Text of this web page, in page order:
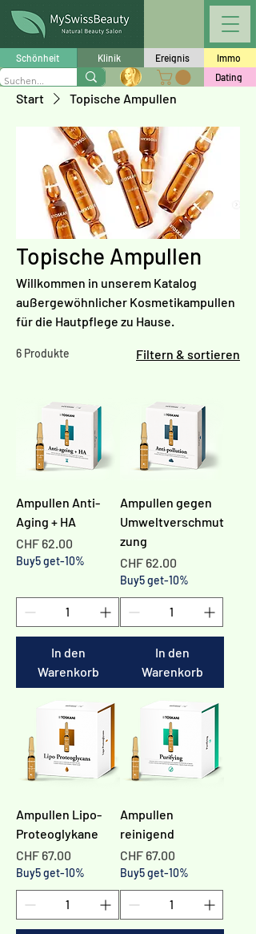
Schönheit Klinik Ereignis
Immo
Dating
Start Topische Ampullen
Topische Ampullen
Willkommen in unserem Katalog
außergewöhnlicher Kosmetikampullen
für die Hautpflege zu Hause.
6 Produkte Filtern & sortieren
Ampullen Anti-
Aging + HA
Preis
CHF 62.00
Buy5 get-10%
In den
Warenkorb
Ampullen gegen
Umweltverschmut
zung
Preis
CHF 62.00
Buy5 get-10%
In den
Warenkorb
Ampullen Lipo-
Proteoglykane
Preis
CHF 67.00
Buy5 get-10%
Ampullen
reinigend
Preis
CHF 67.00
Buy5 get-10%